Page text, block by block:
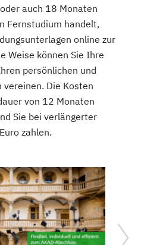
auch 18 Monaten
Fernstudium handelt,
online zur
Weise können Sie Ihre
persönlichen und
Die Kosten
von 12 Monaten
Sie bei verlängerter
zahlen.